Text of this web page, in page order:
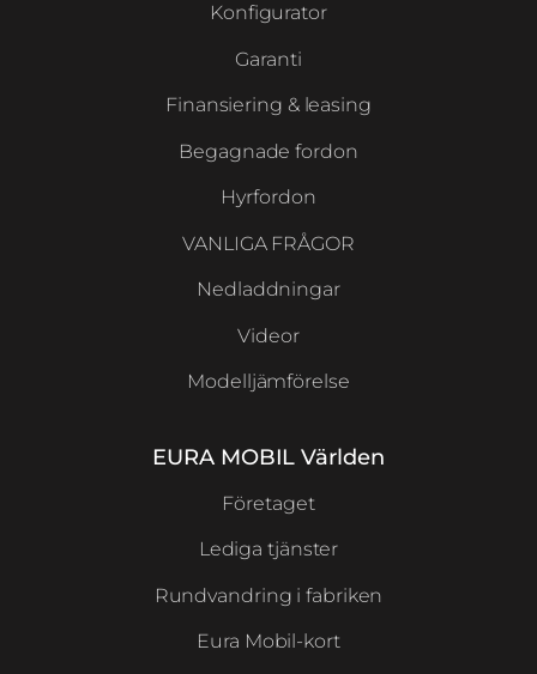
Konfigurator
Garanti
Finansiering & leasing
Begagnade fordon
Hyrfordon
VANLIGA FRÅGOR
Nedladdningar
Videor
Modelljämförelse
EURA MOBIL Världen
Företaget
Lediga tjänster
Rundvandring i fabriken
Eura Mobil-kort